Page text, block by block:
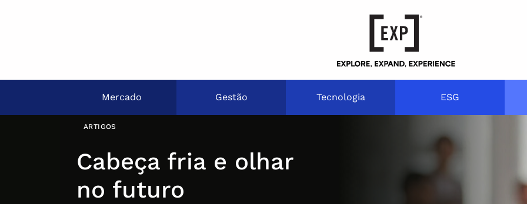
Mercado Gestão Tecnologia ESG
ARTIGOS
Cabeça fria e olhar
no futuro